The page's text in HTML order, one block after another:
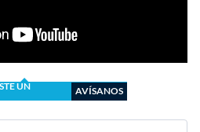
UN
AVÍSANOS